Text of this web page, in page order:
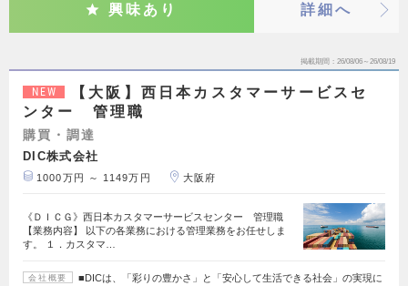
興味あり 詳細へ
掲載期間 26/08/06～26/08/19
NEW
【大阪】西日本カスタマーサービスセ
ンター 管理職
購買・調達
DIC株式会社
1000万円 ～ 1149万円 大阪府
《ＤＩＣＧ》西日本カスタマーサービスセンター 管理職
【業務内容】 以下の各業務における管理業務をお任せしま
す。 １．カスタマ…
会社概要
■DICは、「彩りの豊かさ」と「安心して生活できる社会」の実現に